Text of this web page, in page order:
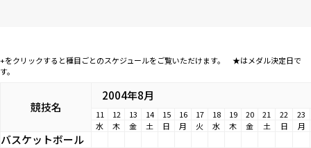
+をクリックすると種目ごとのスケジュールをご覧いただけます。 ★はメダル決定日で
す。
競技名
2004年8月
11 12 13 14 15 16 17 18 19 20 21 22
23
水
木 金 土 日 月 火 水 木 金 土 日 月
バスケットボール